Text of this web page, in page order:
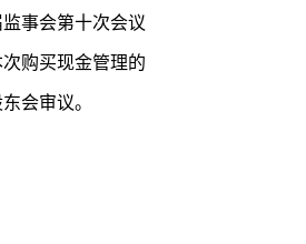
事会第十次会议
购买现金管理的
会审议。